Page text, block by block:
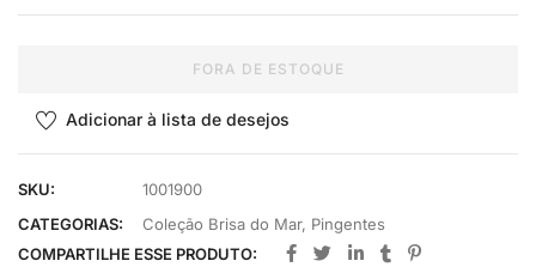
FORA DE ESTOQUE
Adicionar à lista de desejos
SKU:
1001900
CATEGORIAS:
Coleção Brisa do Mar, Pingentes
COMPARTILHE ESSE PRODUTO: